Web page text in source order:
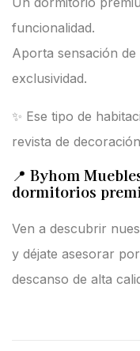
funcionalidad.
Aporta sensación
exclusividad.
✨ Ese tipo de
revista de
📍 Byhom
dormitorios
Ven a descubrir
y déjate asesorar
descanso de alta